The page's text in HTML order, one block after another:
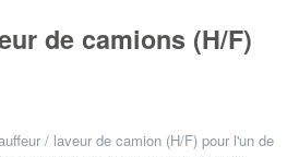
de camions (H/F)
/ laveur de camion (H/F) pour l'un de